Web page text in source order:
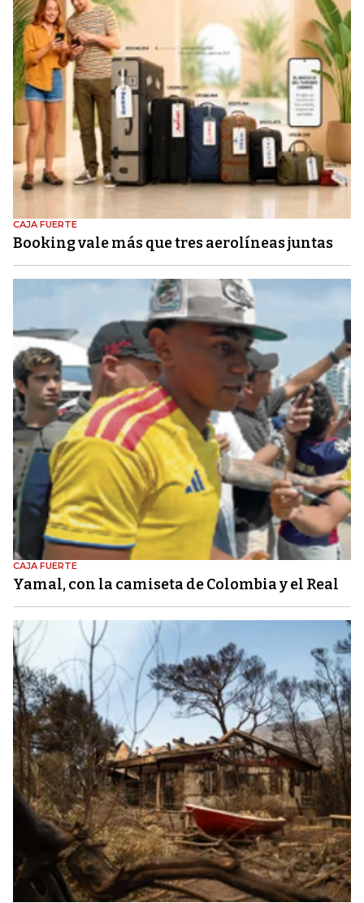
CAJA FUERTE
Booking vale más que tres aerolíneas juntas
CAJA FUERTE
Yamal, con la camiseta de Colombia y el Real